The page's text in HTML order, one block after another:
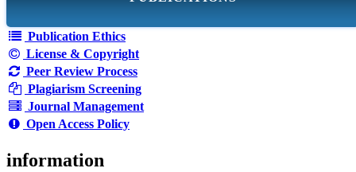
Publication Ethics
License & Copyright
Peer Review Process
Plagiarism Screening
Journal Management
Open Access Policy
information